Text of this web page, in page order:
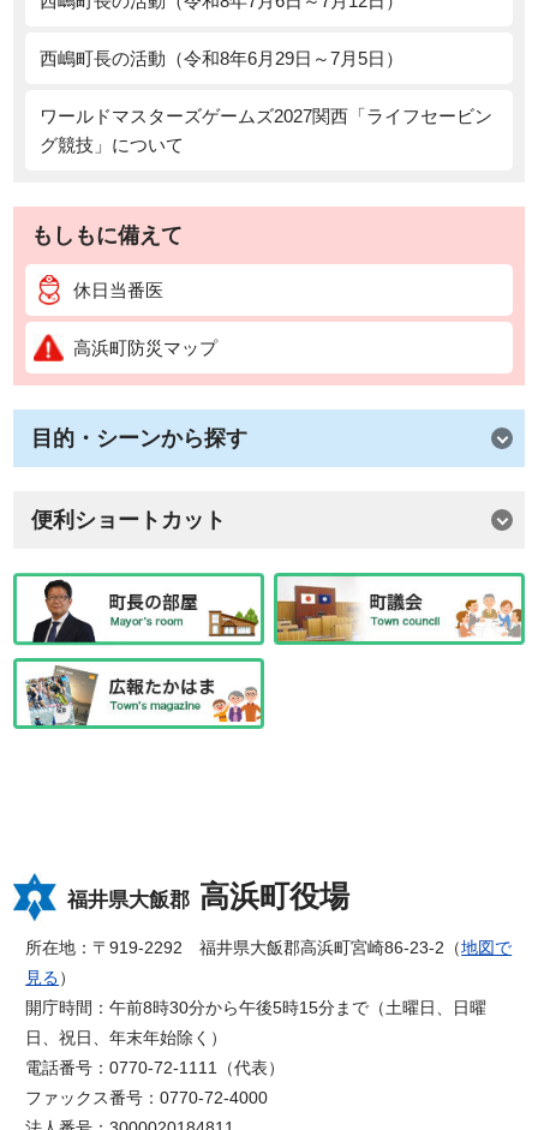
西嶋町長の活動（令和8年6月29日～7月5日）
ワールドマスターズゲームズ2027関西「ライフセービン
グ競技」について
もしもに備えて
休日当番医
高浜町防災マップ
目的・シーンから探す
便利ショートカット
福井県大飯郡 高浜町役場
所在地：〒919-2292 福井県大飯郡高浜町宮崎86-23-2（地図で
見る）
開庁時間：午前8時30分から午後5時15分まで（土曜日、日曜
日、祝日、年末年始除く）
電話番号：0770-72-1111（代表）
ファックス番号：0770-72-4000